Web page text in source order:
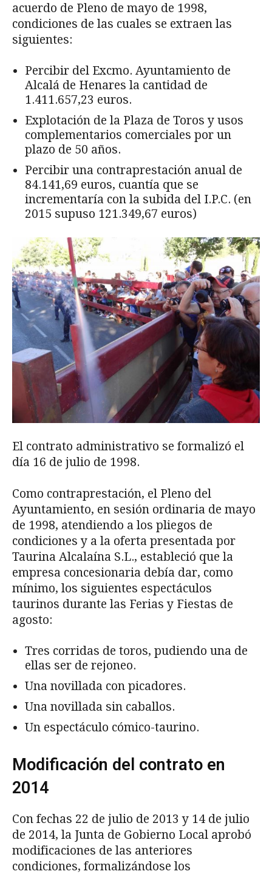
acuerdo de Pleno de mayo de 1998,
condiciones de las cuales se extraen las
siguientes:
Percibir del Excmo. Ayuntamiento de
Alcalá de Henares la cantidad de
1.411.657,23 euros.
Explotación de la Plaza de Toros y usos
complementarios comerciales por un
plazo de 50 años.
Percibir una contraprestación anual de
84.141,69 euros, cuantía que se
incrementaría con la subida del I.P.C. (en
2015 supuso 121.349,67 euros)
El contrato administrativo se formalizó el
día 16 de julio de 1998.
Como contraprestación, el Pleno del
Ayuntamiento, en sesión ordinaria de mayo
de 1998, atendiendo a los pliegos de
condiciones y a la oferta presentada por
Taurina Alcalaína S.L., estableció que la
empresa concesionaria debía dar, como
mínimo, los siguientes espectáculos
taurinos durante las Ferias y Fiestas de
agosto:
Tres corridas de toros, pudiendo una de
ellas ser de rejoneo.
Una novillada con picadores.
Una novillada sin caballos.
Un espectáculo cómico-taurino.
Modificación del contrato en
2014
Con fechas 22 de julio de 2013 y 14 de julio
de 2014, la Junta de Gobierno Local aprobó
modificaciones de las anteriores
condiciones, formalizándose los